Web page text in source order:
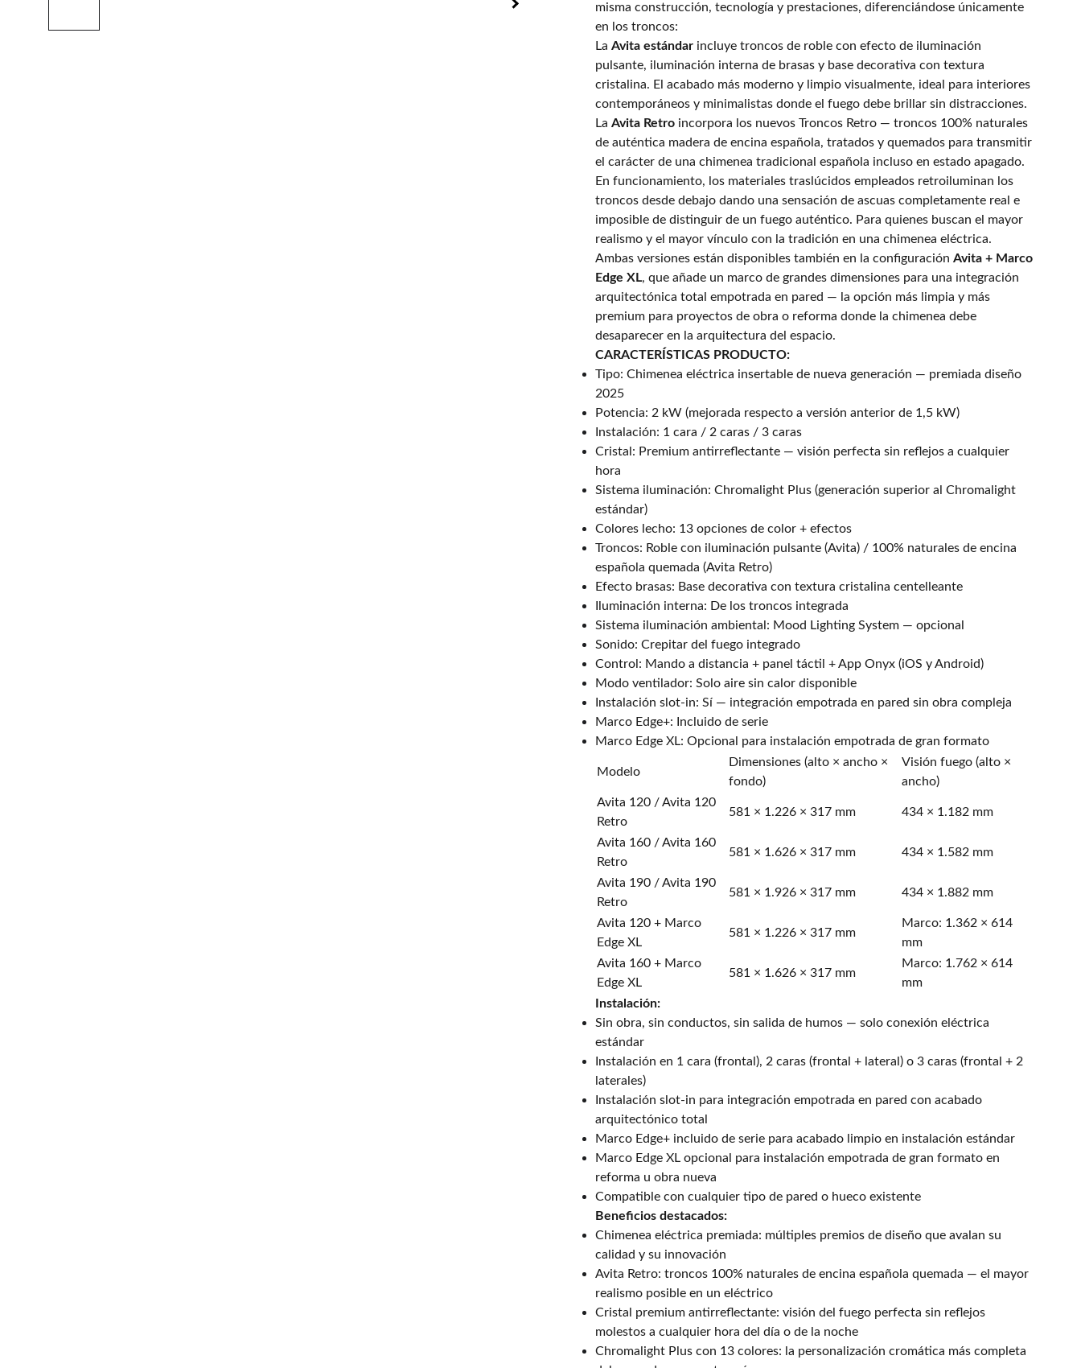
misma construcción, tecnología y prestaciones, diferenciándose únicamente
en los troncos:
La Avita estándar incluye troncos de roble con efecto de iluminación
pulsante, iluminación interna de brasas y base decorativa con textura
cristalina. El acabado más moderno y limpio visualmente, ideal para interiores
contemporáneos y minimalistas donde el fuego debe brillar sin distracciones.
La Avita Retro incorpora los nuevos Troncos Retro — troncos 100% naturales
de auténtica madera de encina española, tratados y quemados para transmitir
el carácter de una chimenea tradicional española incluso en estado apagado.
En funcionamiento, los materiales traslúcidos empleados retroiluminan los
troncos desde debajo dando una sensación de ascuas completamente real e
imposible de distinguir de un fuego auténtico. Para quienes buscan el mayor
realismo y el mayor vínculo con la tradición en una chimenea eléctrica.
Ambas versiones están disponibles también en la configuración Avita + Marco
Edge XL, que añade un marco de grandes dimensiones para una integración
arquitectónica total empotrada en pared — la opción más limpia y más
premium para proyectos de obra o reforma donde la chimenea debe
desaparecer en la arquitectura del espacio.
CARACTERÍSTICAS PRODUCTO:
Tipo: Chimenea eléctrica insertable de nueva generación — premiada diseño
2025
Potencia: 2 kW (mejorada respecto a versión anterior de 1,5 kW)
Instalación: 1 cara / 2 caras / 3 caras
Cristal: Premium antirreflectante — visión perfecta sin reflejos a cualquier
hora
Sistema iluminación: Chromalight Plus (generación superior al Chromalight
estándar)
Colores lecho: 13 opciones de color + efectos
Troncos: Roble con iluminación pulsante (Avita) / 100% naturales de encina
española quemada (Avita Retro)
Efecto brasas: Base decorativa con textura cristalina centelleante
Iluminación interna: De los troncos integrada
Sistema iluminación ambiental: Mood Lighting System — opcional
Sonido: Crepitar del fuego integrado
Control: Mando a distancia + panel táctil + App Onyx (iOS y Android)
Modo ventilador: Solo aire sin calor disponible
Instalación slot-in: Sí — integración empotrada en pared sin obra compleja
Marco Edge+: Incluido de serie
Marco Edge XL: Opcional para instalación empotrada de gran formato
Modelo
Dimensiones (alto × ancho ×
fondo)
Visión fuego (alto ×
ancho)
Avita 120 / Avita 120
Retro
581 × 1.226 × 317 mm 434 × 1.182 mm
Avita 160 / Avita 160
Retro
581 × 1.626 × 317 mm 434 × 1.582 mm
Avita 190 / Avita 190
Retro
581 × 1.926 × 317 mm 434 × 1.882 mm
Avita 120 + Marco
Edge XL
581 × 1.226 × 317 mm
Marco: 1.362 × 614
mm
Avita 160 + Marco
Edge XL
581 × 1.626 × 317 mm
Marco: 1.762 × 614
mm
Instalación:
Sin obra, sin conductos, sin salida de humos — solo conexión eléctrica
estándar
Instalación en 1 cara (frontal), 2 caras (frontal + lateral) o 3 caras (frontal + 2
laterales)
Instalación slot-in para integración empotrada en pared con acabado
arquitectónico total
Marco Edge+ incluido de serie para acabado limpio en instalación estándar
Marco Edge XL opcional para instalación empotrada de gran formato en
reforma u obra nueva
Compatible con cualquier tipo de pared o hueco existente
Beneficios destacados:
Chimenea eléctrica premiada: múltiples premios de diseño que avalan su
calidad y su innovación
Avita Retro: troncos 100% naturales de encina española quemada — el mayor
realismo posible en un eléctrico
Cristal premium antirreflectante: visión del fuego perfecta sin reflejos
molestos a cualquier hora del día o de la noche
Chromalight Plus con 13 colores: la personalización cromática más completa